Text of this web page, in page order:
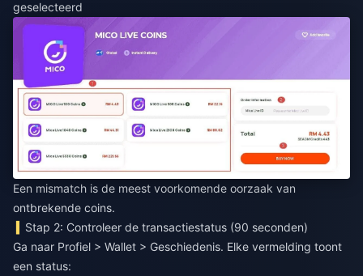
geselecteerd
Een mismatch is de meest voorkomende oorzaak van
ontbrekende coins.
Stap 2: Controleer de transactiestatus (90 seconden)
Ga naar Profiel > Wallet > Geschiedenis. Elke vermelding toont
een status: